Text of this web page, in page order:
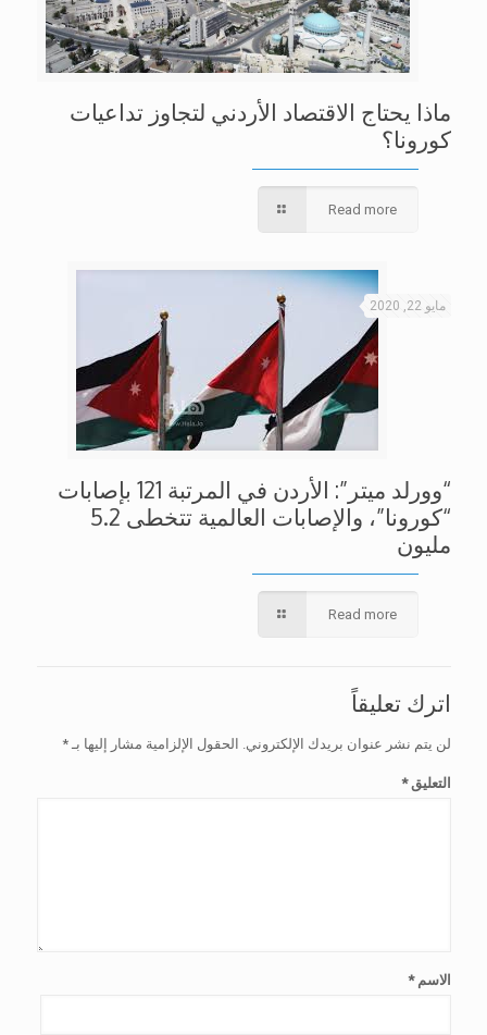
ماذا يحتاج الاقتصاد الأردني لتجاوز تداعيات
كورونا؟
Read more
مايو 22, 2020
“وورلد ميتر”: الأردن في المرتبة 121 بإصابات
“كورونا”، والإصابات العالمية تتخطى 5.2
مليون
Read more
اترك تعليقاً
لن يتم نشر عنوان بريدك الإلكتروني. الحقول الإلزامية مشار إليها بـ*
التعليق*
الاسم*